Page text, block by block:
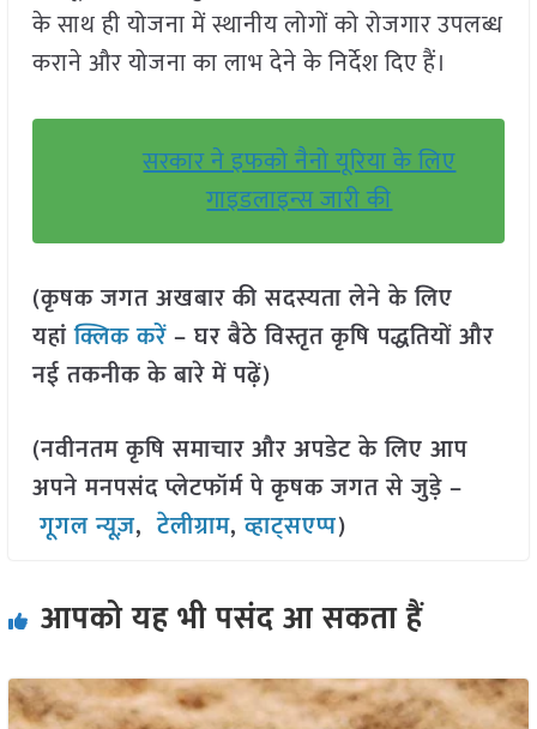
के साथ ही योजना में स्थानीय लोगों को रोजगार उपलब्ध
कराने और योजना का लाभ देने के निर्देश दिए हैं।
सरकार ने इफको नैनो यूरिया के लिए
गाइडलाइन्स जारी की
(कृषक जगत अखबार की सदस्यता लेने के लिए
यहांक्लिक करें– घर बैठे विस्तृत कृषि पद्धतियों और
नई तकनीक के बारे में पढ़ें)
(नवीनतम कृषि समाचार और अपडेट के लिए आप
अपने मनपसंद प्लेटफॉर्म पे कृषक जगत से जुड़े –
गूगल न्यूज़,टेलीग्राम,व्हाट्सएप्प)
आपको यह भी पसंद आ सकता हैं